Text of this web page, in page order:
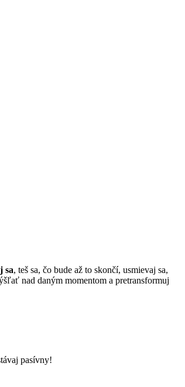
sa, teš sa, čo bude až to skončí, usmievaj sa,
nad daným momentom a pretransformuj
pasívny!